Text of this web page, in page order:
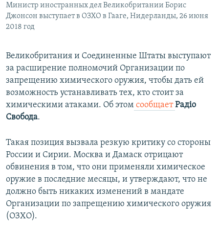
Все сайты RFE/RL
Министр иностранных дел Великобритании Борис
Джонсон выступает в ОЗХО в Гааге, Нидерланды, 26 июня
2018 год
Великобритания и Соединенные Штаты выступают
за расширение полномочий Организации по
запрещению химического оружия, чтобы дать ей
возможность устанавливать тех, кто стоит за
химическими атаками. Об этом сообщаетРадіо
Свобода.
Такая позиция вызвала резкую критику со стороны
России и Сирии. Москва и Дамаск отрицают
обвинения в том, что они применяли химическое
оружие в последние месяцы, и утверждают, что не
должно быть никаких изменений в мандате
Организации по запрещению химического оружия
(ОЗХО).